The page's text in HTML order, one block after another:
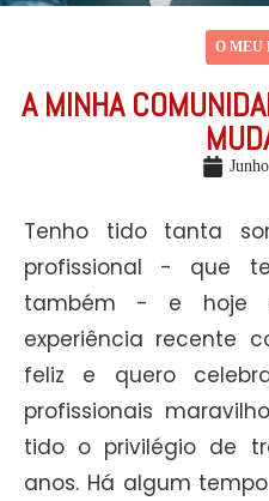
O MEU
A MINHA
Tenho tido tanta
profissional - que
também - e hoje
experiência recente
feliz e quero
profissionais
tido o privilégio de
anos. Há algum